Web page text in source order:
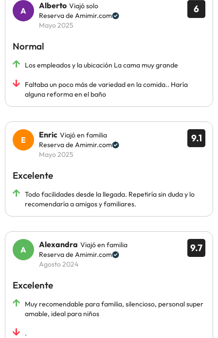
6
Alberto Viajó solo
Reserva de Amimir.com
Mayo 2025
Normal
Los empleados y la ubicación La cama muy grande
Faltaba un poco más de variedad en la comida.. Haría
alguna reforma en el baño
9.1
Enric Viajó en familia
Reserva de Amimir.com
Mayo 2025
Excelente
Todo facilidades desde la llegada. Repetiría sin duda y lo
recomendaría a amigos y familiares.
9.7
Alexandra Viajó en familia
Reserva de Amimir.com
Agosto 2024
Excelente
Muy recomendable para familia, silencioso, personal super
amable, ideal para niños
.